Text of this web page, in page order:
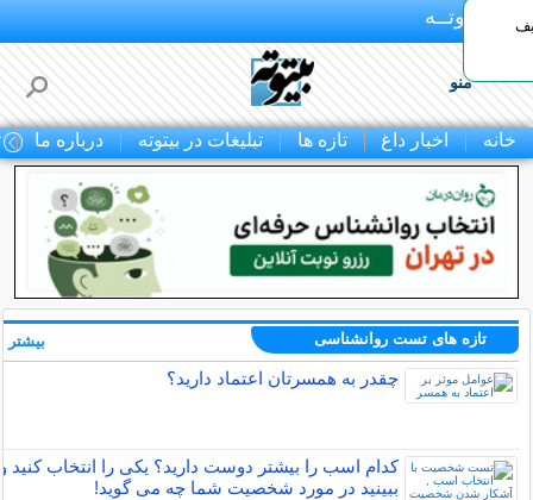
بـیتوتــه
منو
خانه اخبار داغ تازه ها تبلیغات در بیتوته درباره ما
تازه های تست روانشناسی
چقدر به همسرتان اعتماد دارید؟
کدام اسب را بیشتر دوست دارید؟ یکی را انتخاب کنید
ببینید در مورد شخصیت شما چه می گوید!
بیشتر